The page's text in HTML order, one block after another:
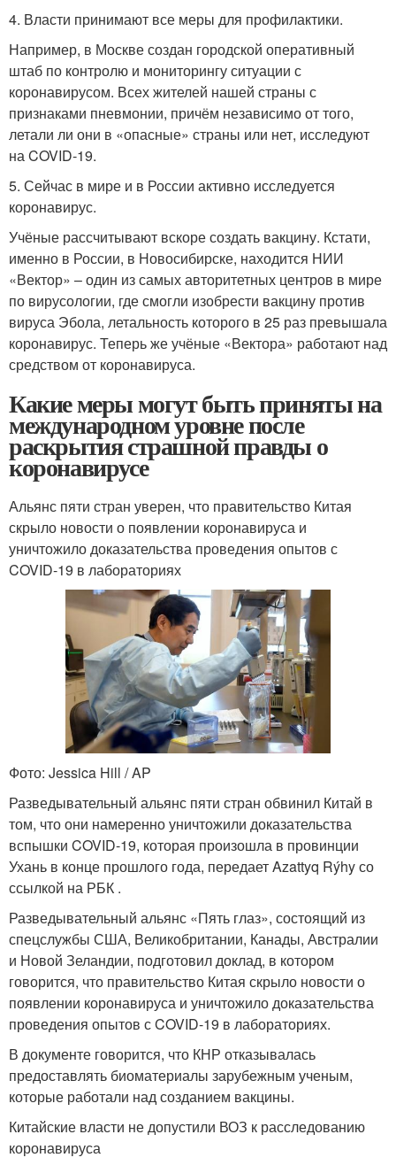
4. Власти принимают все меры для профилактики.
Например, в Москве создан городской оперативный
штаб по контролю и мониторингу ситуации с
коронавирусом. Всех жителей нашей страны с
признаками пневмонии, причём независимо от того,
летали ли они в «опасные» страны или нет, исследуют
на COVID‑19.
5. Сейчас в мире и в России активно исследуется
коронавирус.
Учёные рассчитывают вскоре создать вакцину. Кстати,
именно в России, в Новосибирске, находится НИИ
«Вектор» – один из самых авторитетных центров в мире
по вирусологии, где смогли изобрести вакцину против
вируса Эбола, летальность которого в 25 раз превышала
коронавирус. Теперь же учёные «Вектора» работают над
средством от коронавируса.
Какие меры могут быть приняты на
международном уровне после
раскрытия страшной правды о
коронавирусе
Альянс пяти стран уверен, что правительство Китая
скрыло новости о появлении коронавируса и
уничтожило доказательства проведения опытов с
COVID-19 в лабораториях
Фото: Jessica Hill / AP
Разведывательный альянс пяти стран обвинил Китай в
том, что они намеренно уничтожили доказательства
вспышки COVID-19, которая произошла в провинции
Ухань в конце прошлого года, передает Azattyq Rýhy со
ссылкой на РБК .
Разведывательный альянс «Пять глаз», состоящий из
спецслужбы США, Великобритании, Канады, Австралии
и Новой Зеландии, подготовил доклад, в котором
говорится, что правительство Китая скрыло новости о
появлении коронавируса и уничтожило доказательства
проведения опытов с COVID-19 в лабораториях.
В документе говорится, что КНР отказывалась
предоставлять биоматериалы зарубежным ученым,
которые работали над созданием вакцины.
Китайские власти не допустили ВОЗ к расследованию
коронавируса